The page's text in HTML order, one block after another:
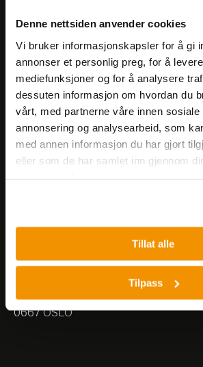
Denne nettsiden anvender cookies
Vi bruker informasjonskapsler for å gi
annonser et personlig preg, for å
mediefunksjoner og for å analysere
dessuten informasjon om hvordan du
vårt, med partnerne våre innen sosiale
annonsering og analysearbeid, som
med annen informasjon du har gjort
eller som de har samlet inn gjennom
Tillat alle
Tilpass
Få informasjon om
arrangementer og
Meld på nyhetsbrev
Besøksadresse:
0667 OSLO
Nils Hansens vei 10
0667 OSLO